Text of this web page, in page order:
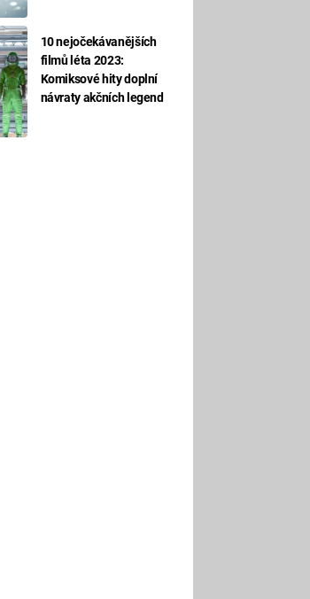
10 nejočekávanějších
filmů léta 2023:
Komiksové hity doplní
návraty akčních legend